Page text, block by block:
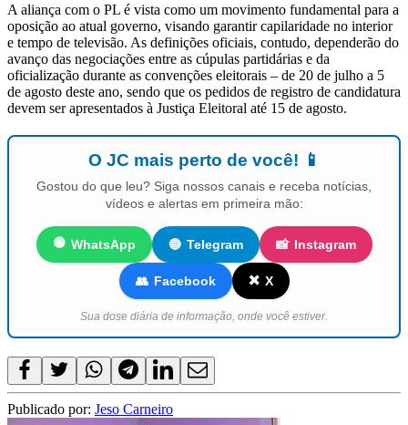
A aliança com o PL é vista como um movimento fundamental para a
oposição ao atual governo, visando garantir capilaridade no interior
e tempo de televisão. As definições oficiais, contudo, dependerão do
avanço das negociações entre as cúpulas partidárias e da
oficialização durante as convenções eleitorais – de 20 de julho a 5
de agosto deste ano, sendo que os pedidos de registro de candidatura
devem ser apresentados à Justiça Eleitoral até 15 de agosto.
O JC mais perto de você! 📱
Gostou do que leu? Siga nossos canais e receba notícias,
vídeos e alertas em primeira mão:
🟢 WhatsApp 🔵 Telegram 📸 Instagram
👥 Facebook ✖️ X
Sua dose diária de informação, onde você estiver.
Publicado por: Jeso Carneiro